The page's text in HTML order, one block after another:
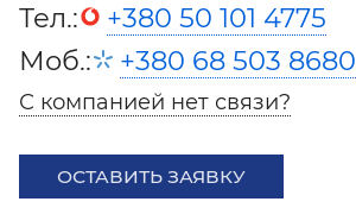
Тел.:
+380 50 101 4775
Моб.:
+380 68 503 8680
С компанией нет связи?
ОСТАВИТЬ ЗАЯВКУ